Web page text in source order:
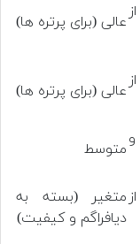
عالی (برای پرتره ها)
عالی (برای پرتره ها)
متوسط
متغیر (بسته به
دیافراگم و کیفیت)